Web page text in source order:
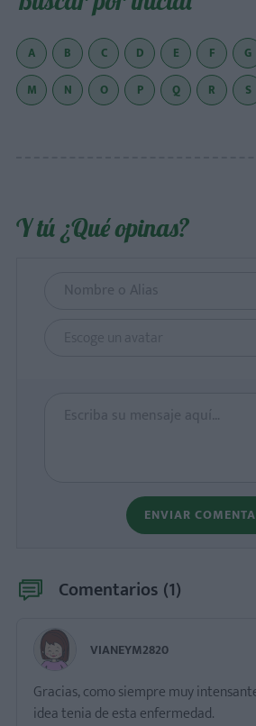
A B C D E F G
M
N O P Q R S
Y tú ¿Qué opinas?
Escoge un avatar
ENVIAR
Comentarios (1)
VIANEYM2820
Gracias, como siempre muy
idea tenia de esta enfermedad.